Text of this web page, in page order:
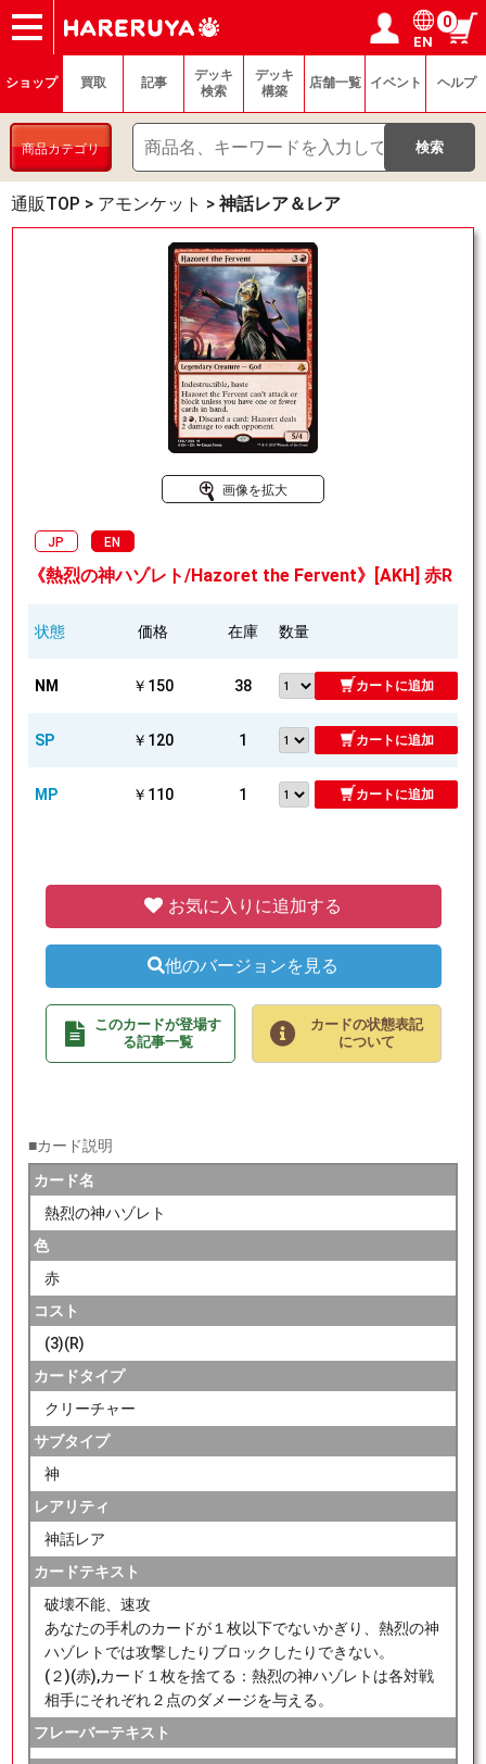
ショップ
買取
記事
デッキ検索
デッキ構築
選手一覧
店舗一覧
イベント
ヘルプ
お問い合わせ ログイン／会員登録
マイページ
EN
0
ショップ 買取 記事
デッキ
検索
デッキ
構築
店舗一覧 イベント ヘルプ
商品カテゴリ
通販TOP > アモンケット > 神話レア＆レア
画像を拡大
JP EN
《熱烈の神ハゾレト/Hazoret the Fervent》[AKH] 赤R
状態 価格 在庫 数量
NM ￥150 38 カートに追加
SP ￥120 1 カートに追加
MP ￥110 1 カートに追加
お気に入りに追加する
他のバージョンを見る
このカードが登場す
る記事一覧
カードの状態表記
について
■カード説明
カード名
熱烈の神ハゾレト
色
赤
コスト
(3)(R)
カードタイプ
クリーチャー
サブタイプ
神
レアリティ
神話レア
カードテキスト
破壊不能、速攻
あなたの手札のカードが１枚以下でないかぎり、熱烈の神
ハゾレトでは攻撃したりブロックしたりできない。
(２)(赤),カード１枚を捨てる：熱烈の神ハゾレトは各対戦
相手にそれぞれ２点のダメージを与える。
フレーバーテキスト